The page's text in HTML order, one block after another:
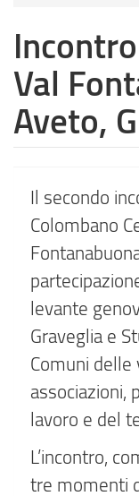
Val
Aveto,
Il secondo
Colombano
levante
Graveglia e
Comuni
associazioni,
lavoro e del
L’incontro,
tre momenti